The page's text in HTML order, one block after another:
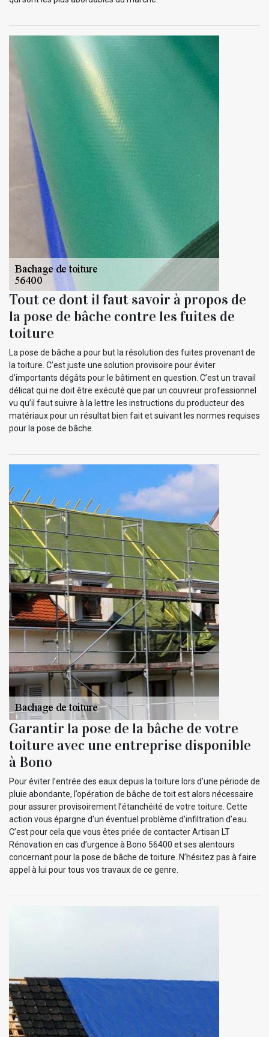
Tout ce dont il faut savoir à propos de
la pose de bâche contre les fuites de
toiture
La pose de bâche a pour but la résolution des fuites provenant de
la toiture. C’est juste une solution provisoire pour éviter
d’importants dégâts pour le bâtiment en question. C’est un travail
délicat qui ne doit être exécuté que par un couvreur professionnel
vu qu’il faut suivre à la lettre les instructions du producteur des
matériaux pour un résultat bien fait et suivant les normes requises
pour la pose de bâche.
Garantir la pose de la bâche de votre
toiture avec une entreprise disponible
à Bono
Pour éviter l’entrée des eaux depuis la toiture lors d’une période de
pluie abondante, l’opération de bâche de toit est alors nécessaire
pour assurer provisoirement l’étanchéité de votre toiture. Cette
action vous épargne d’un éventuel problème d’infiltration d’eau.
C’est pour cela que vous êtes priée de contacter Artisan LT
Rénovation en cas d’urgence à Bono 56400 et ses alentours
concernant pour la pose de bâche de toiture. N’hésitez pas à faire
appel à lui pour tous vos travaux de ce genre.